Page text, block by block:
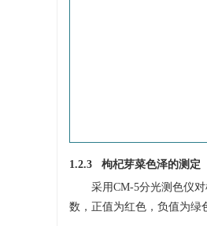
1.2.3 枸杞芽菜色泽的测定
采用CM-5分光测色仪
数，正值为红色，负值为绿